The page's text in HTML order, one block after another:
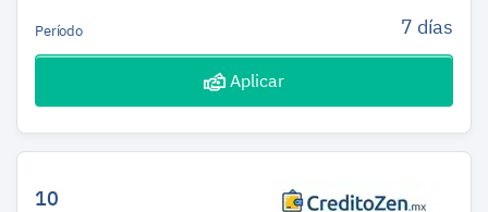
Período 7 días
Aplicar
10